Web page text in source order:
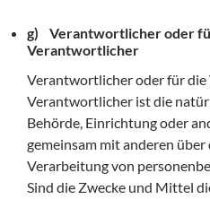
g) Verantwortlicher oder
Verantwortlicher
Verantwortlicher oder für
Verantwortlicher ist die
Behörde, Einrichtung oder
gemeinsam mit anderen
Verarbeitung von
Sind die Zwecke und Mittel